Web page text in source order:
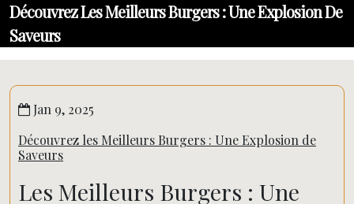
Découvrez Les Meilleurs Burgers : Une Explosion De
Saveurs
Jan 9, 2025
Découvrez les Meilleurs Burgers : Une Explosion de
Saveurs
Les Meilleurs Burgers : Une